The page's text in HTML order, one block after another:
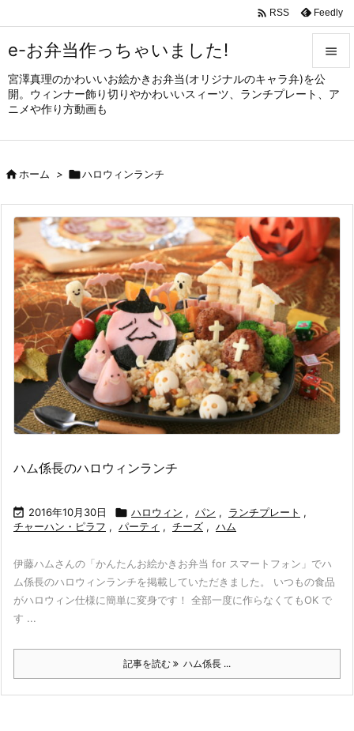
e-お弁当作っちゃいました!
宮澤真理のかわいいお絵かきお弁当(オリジナルのキャラ弁)を公
開。ウィンナー飾り切りやかわいいスィーツ、ランチプレート、ア
ニメや作り方動画も


メニュ
サイド

次へ

検索
 RSS Feedly
ホーム > ハロウィンランチ
ハム係長のハロウィンランチ
 2016年10月30日  ハロウィン , パン , ランチプレート ,
チャーハン・ピラフ , パーティ , チーズ , ハム
伊藤ハムさんの「かんたんお絵かきお弁当 for スマートフォン」でハ
ム係長のハロウィンランチを掲載していただきました。 いつもの食品
がハロウィン仕様に簡単に変身です！ 全部一度に作らなくてもOK で
す ...
記事を読む ハム係長 ...